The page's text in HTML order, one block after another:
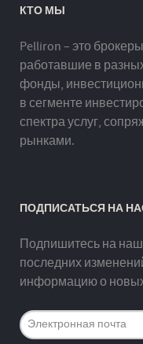
КТО МЫ
Pelliron – это
работавшие в
фонды,
в сегменте
спектра услуг,
рынками.
ПОДПИСАТЬСЯ НА
Подпишитесь на
последних
информацию о новых